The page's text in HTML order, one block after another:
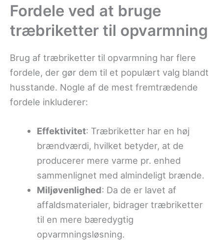
Fordele ved at bruge
træbriketter til opvarmning
Brug af træbriketter til opvarmning har flere
fordele, der gør dem til et populært valg blandt
husstande. Nogle af de mest fremtrædende
fordele inkluderer:
Effektivitet: Træbriketter har en høj
brændværdi, hvilket betyder, at de
producerer mere varme pr. enhed
sammenlignet med almindeligt brænde.
Miljøvenlighed: Da de er lavet af
affaldsmaterialer, bidrager træbriketter
til en mere bæredygtig
opvarmningsløsning.